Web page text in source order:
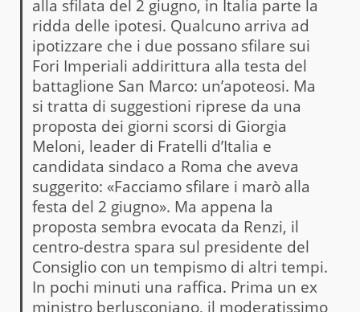
alla sfilata del 2 giugno, in Italia parte la
ridda delle ipotesi. Qualcuno arriva ad
ipotizzare che i due possano sfilare sui
Fori Imperiali addirittura alla testa del
battaglione San Marco: un’apoteosi. Ma
si tratta di suggestioni riprese da una
proposta dei giorni scorsi di Giorgia
Meloni, leader di Fratelli d’Italia e
candidata sindaco a Roma che aveva
suggerito: «Facciamo sfilare i marò alla
festa del 2 giugno». Ma appena la
proposta sembra evocata da Renzi, il
centro-destra spara sul presidente del
Consiglio con un tempismo di altri tempi.
In pochi minuti una raffica. Prima un ex
ministro berlusconiano, il moderatissimo